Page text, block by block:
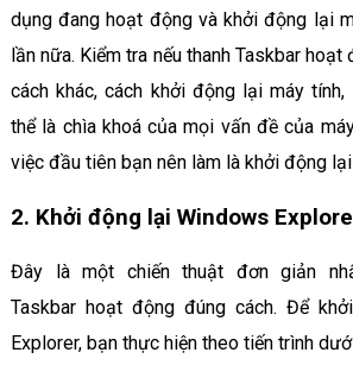
dụng đang hoạt động và khởi động lại
lần nữa. Kiểm tra nếu thanh Taskbar
cách khác, cách khởi động lại máy
thể là chìa khoá của mọi vấn đề của
việc đầu tiên bạn nên làm là khởi động
2. Khởi động lại Windows
Đây là một chiến thuật đơn giản
Taskbar hoạt động đúng cách. Để
Explorer, bạn thực hiện theo tiến trình